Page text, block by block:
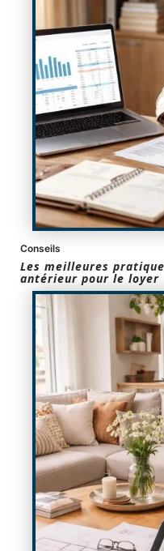
Conseils
Les meilleures
antérieur pour le loyer